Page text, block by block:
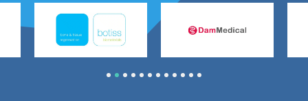
5 6 7 8 9 1011 12